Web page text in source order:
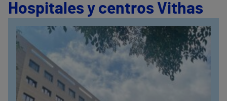
Hospitales y centros Vithas